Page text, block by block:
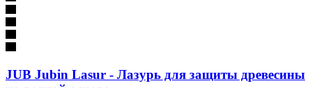
JUB Jubin Lasur - Лазурь для защиты древесины